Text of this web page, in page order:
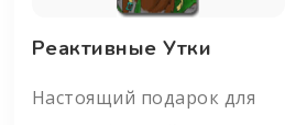
Реактивные Утки
Настоящий подарок для